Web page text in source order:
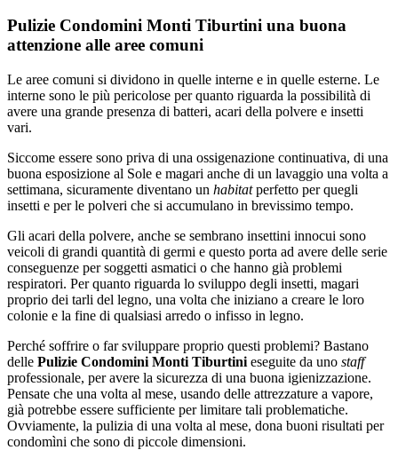
Pulizie Condomini Monti Tiburtini una buona
attenzione alle aree comuni
Le aree comuni si dividono in quelle interne e in quelle esterne. Le
interne sono le più pericolose per quanto riguarda la possibilità di
avere una grande presenza di batteri, acari della polvere e insetti
vari.
Siccome essere sono priva di una ossigenazione continuativa, di una
buona esposizione al Sole e magari anche di un lavaggio una volta a
settimana, sicuramente diventano un habitatperfetto per quegli
insetti e per le polveri che si accumulano in brevissimo tempo.
Gli acari della polvere, anche se sembrano insettini innocui sono
veicoli di grandi quantità di germi e questo porta ad avere delle serie
conseguenze per soggetti asmatici o che hanno già problemi
respiratori. Per quanto riguarda lo sviluppo degli insetti, magari
proprio dei tarli del legno, una volta che iniziano a creare le loro
colonie e la fine di qualsiasi arredo o infisso in legno.
Perché soffrire o far sviluppare proprio questi problemi? Bastano
delle Pulizie Condomini Monti Tiburtini eseguite da uno staff
professionale, per avere la sicurezza di una buona igienizzazione.
Pensate che una volta al mese, usando delle attrezzature a vapore,
già potrebbe essere sufficiente per limitare tali problematiche.
Ovviamente, la pulizia di una volta al mese, dona buoni risultati per
condomìni che sono di piccole dimensioni.